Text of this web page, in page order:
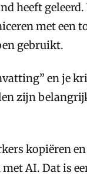
heeft geleerd.
met een
gebruikt.
en je
zijn
kopiëren
AI. Dat is